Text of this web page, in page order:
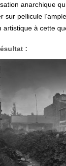
anarchique
sur pellicule
artistique à cette
: